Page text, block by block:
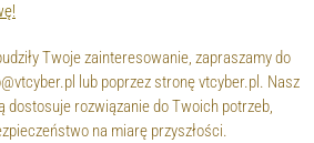
Twoje zainteresowanie, zapraszamy do
lub poprzez stronę vtcyber.pl. Nasz
dostosuje rozwiązanie do Twoich potrzeb,
na miarę przyszłości.